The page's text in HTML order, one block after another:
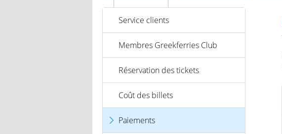
Service clients
Membres Greekferries Club
Réservation des tickets
Coût des billets
Paiements